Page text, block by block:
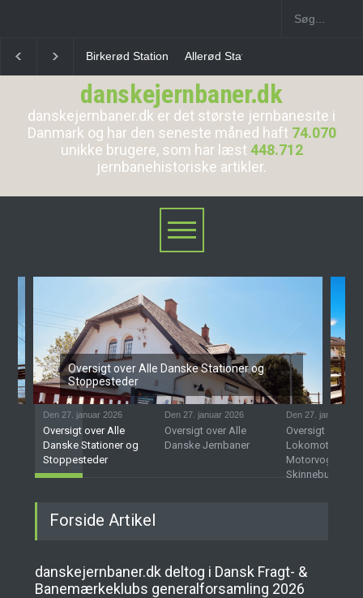
Allerød Station Favrholm Station
danskejernbaner.dk
danskejernbaner.dk er det største jernbanesite i
Danmark og har den seneste måned haft 74.070
unikke brugere, som har læst 448.712
jernbanehistoriske artikler.
Oversigt over Alle Danske Stationer og
Stoppesteder
Den 27. januar 2026
Oversigt over Alle
Danske Stationer og
Stoppesteder
Den 27. januar 2026
Oversigt over Alle
Danske Jernbaner
Den 27. januar
Oversigt over
Lokomotiver,
Motorvogne og
Skinnebusser
Forside Artikel
danskejernbaner.dk deltog i Dansk Fragt- &
Banemærkeklubs generalforsamling 2026